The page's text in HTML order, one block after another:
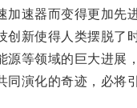
速器而变得更加先进
使得人类摆脱了时
等领域的巨大进展，
演化的奇迹，必将引